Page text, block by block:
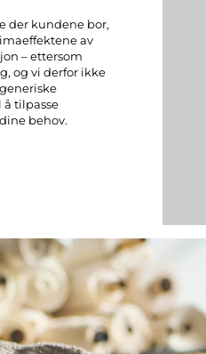
der kundene bor,
av
– ettersom
og vi derfor ikke
tilpasse
behov.